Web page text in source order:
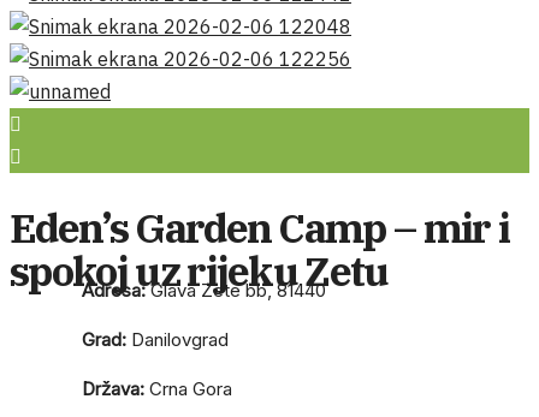
Eden’s Garden Camp – mir i
spokoj uz rijeku Zetu
Adresa:Glava Zete bb, 81440
Grad: Danilovgrad
Država: Crna Gora